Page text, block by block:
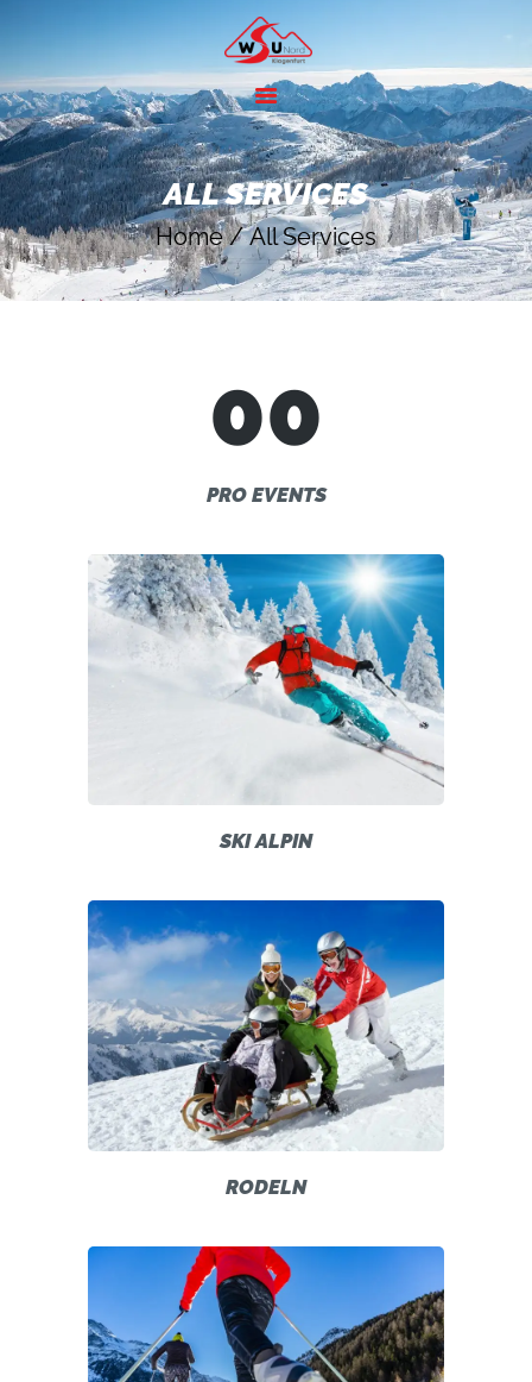
ALL SERVICES
Home All Services
HOME
ANGEBOTE
SKIGEBIETE
ÜBER UNS
KONTAKT
00
PRO EVENTS
SKI ALPIN
RODELN